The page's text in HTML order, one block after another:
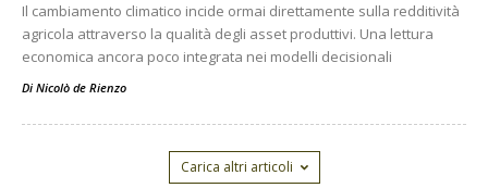
Il cambiamento climatico incide ormai direttamente sulla redditività
agricola attraverso la qualità degli asset produttivi. Una lettura
economica ancora poco integrata nei modelli decisionali
Di Nicolò de Rienzo
Carica altri articoli